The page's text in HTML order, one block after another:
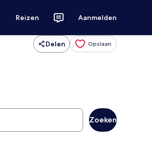
Reizen Aanmelden
Delen Opslaan
Zoeken